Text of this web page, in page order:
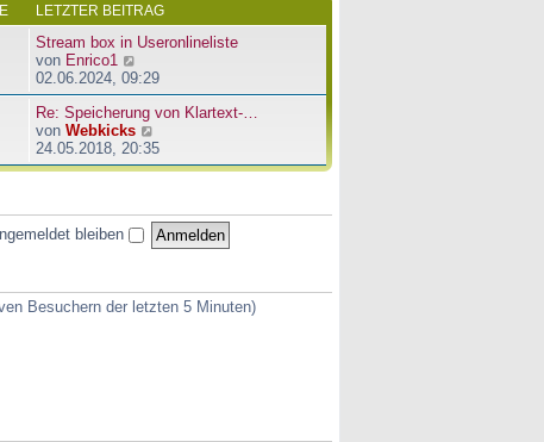
a
B
e
i
t
a
g
s
t
e
r
B
e
t
LETZTER BEITRAG
Stream box in Useronlineliste
von Enrico1
e
u
e
s
t
e
e
a
g
02.06.2024, 09:29
Re: Speicherung von Klartext-…
von Webkicks
e
u
t
e
r
e
i
24.05.2018, 20:35
bleiben
Besuchern der letzten 5 Minuten)